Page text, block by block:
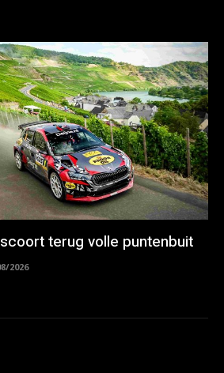
terug volle puntenbuit
2026